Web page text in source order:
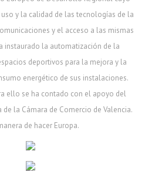
y la calidad de las tecnologías de la
y el acceso a las mismas
instaurado la automatización de la
deportivos para la mejora y la
energético de sus instalaciones.
ello se ha contado con el apoyo del
de la Cámara de Comercio de Valencia.
de hacer Europa.